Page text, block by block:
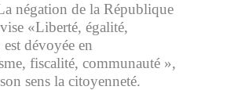
négation de la République
«Liberté, égalité,
dévoyée en
fiscalité, communauté »,
sens la citoyenneté.